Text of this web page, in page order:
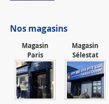
Nos magasins
Magasin
Paris
Magasin
Sélestat